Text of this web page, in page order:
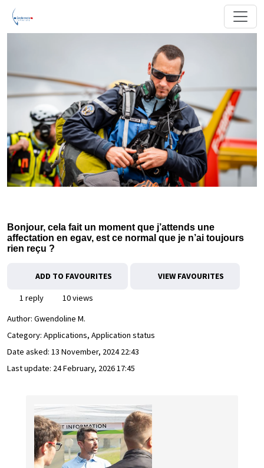
Bonjour, cela fait un moment que j’attends une
affectation en egav, est ce normal que je n’ai toujours
rien reçu ?
ADD TO FAVOURITES VIEW FAVOURITES
1 reply
10 views
Author: Gwendoline M.
Category: Applications, Application status
Date asked: 13 November, 2024 22:43
Last update: 24 February, 2026 17:45